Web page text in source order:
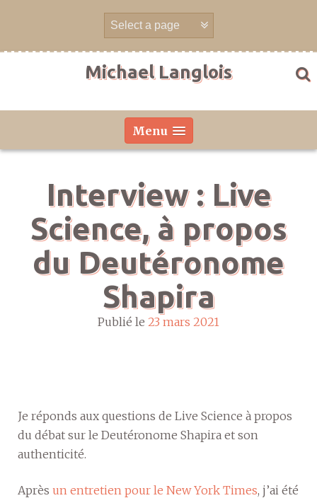
Michael Langlois
Menu
Interview : Live
Science, à propos
du Deutéronome
Shapira
Publié le 23 mars 2021
Je réponds aux questions de Live Science à propos
du débat sur le Deutéronome Shapira et son
authenticité.
Après un entretien pour le New York Times, j’ai été